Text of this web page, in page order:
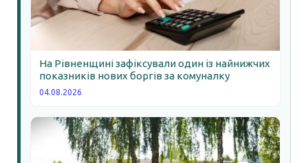
На Рівненщині зафіксували один із найнижчих
показників нових боргів за комуналку
04.08.2026